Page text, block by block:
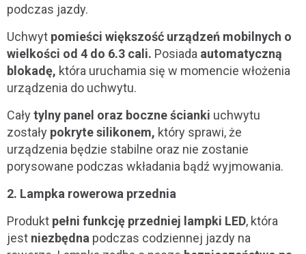
podczas jazdy.
Uchwyt pomieści większość urządzeń mobilnych o
wielkości od 4 do 6.3 cali. Posiada automatyczną
blokadę, która uruchamia się w momencie włożenia
urządzenia do uchwytu.
Całytylny panel oraz boczne ścianki uchwytu
zostały pokryte silikonem, który sprawi, że
urządzenia będzie stabilne oraz nie zostanie
porysowane podczas wkładania bądź wyjmowania.
2. Lampka rowerowa przednia
Produkt pełni funkcję przedniej lampki LED, która
jest niezbędna podczas codziennej jazdy na